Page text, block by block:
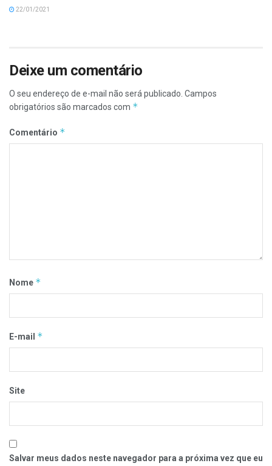
22/01/2021
Deixe um comentário
O seu endereço de e-mail não será publicado. Campos
obrigatórios são marcados com *
Comentário *
Nome *
E-mail *
Site
Salvar meus dados neste navegador para a próxima vez que eu